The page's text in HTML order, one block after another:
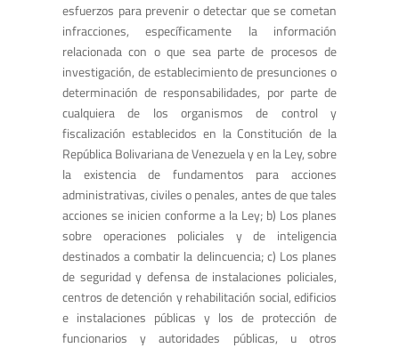
esfuerzos para prevenir o detectar que se cometan
infracciones, específicamente la información
relacionada con o que sea parte de procesos de
investigación, de establecimiento de presunciones o
determinación de responsabilidades, por parte de
cualquiera de los organismos de control y
fiscalización establecidos en la Constitución de la
República Bolivariana de Venezuela y en la Ley, sobre
la existencia de fundamentos para acciones
administrativas, civiles o penales, antes de que tales
acciones se inicien conforme a la Ley; b) Los planes
sobre operaciones policiales y de inteligencia
destinados a combatir la delincuencia; c) Los planes
de seguridad y defensa de instalaciones policiales,
centros de detención y rehabilitación social, edificios
e instalaciones públicas y los de protección de
funcionarios y autoridades públicas, u otros